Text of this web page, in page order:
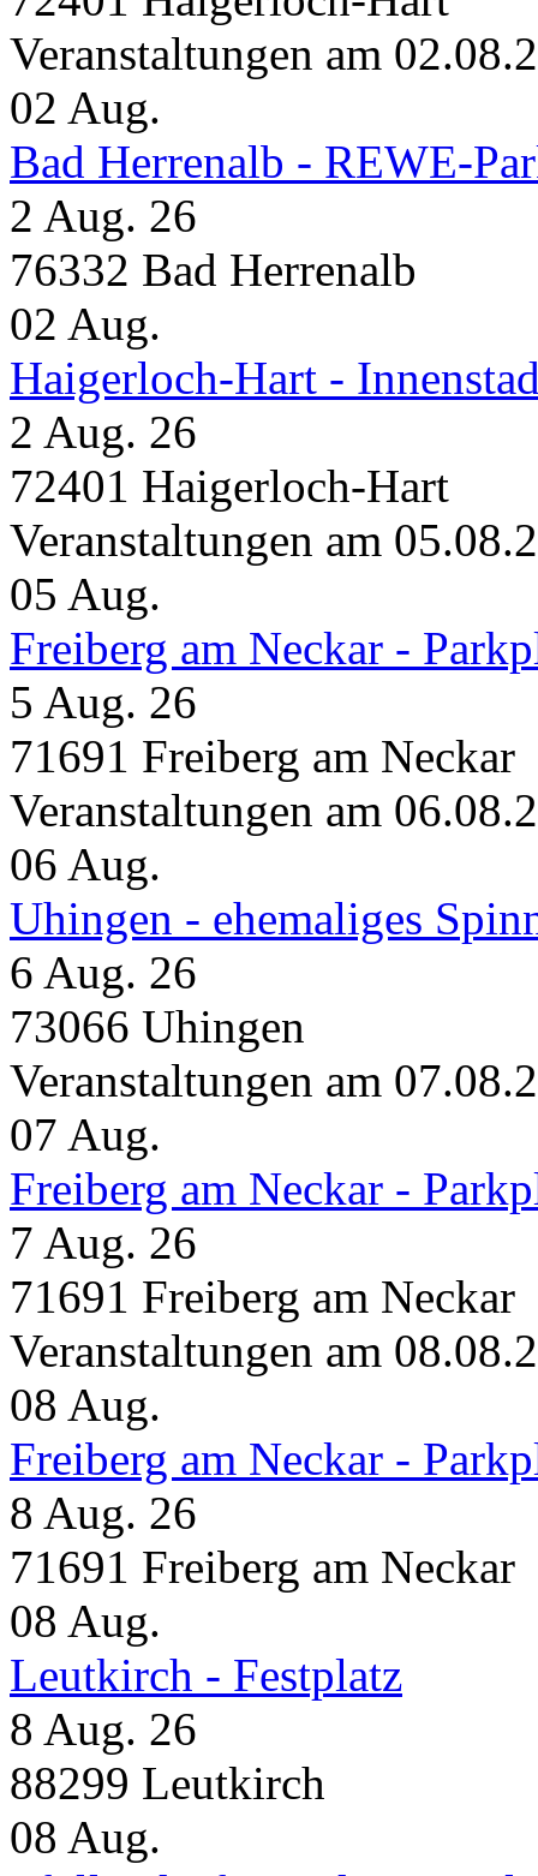
Veranstaltungen am
02 Aug.
Bad Herrenalb - REWE-
2 Aug. 26
76332 Bad Herrenalb
02 Aug.
Haigerloch-Hart -
2 Aug. 26
72401 Haigerloch-Hart
Veranstaltungen am
05 Aug.
Freiberg am Neckar -
5 Aug. 26
71691 Freiberg am Neckar
Veranstaltungen am
06 Aug.
Uhingen - ehemaliges
6 Aug. 26
73066 Uhingen
Veranstaltungen am
07 Aug.
Freiberg am Neckar -
7 Aug. 26
71691 Freiberg am Neckar
Veranstaltungen am
08 Aug.
Freiberg am Neckar -
8 Aug. 26
71691 Freiberg am Neckar
08 Aug.
Leutkirch - Festplatz
8 Aug. 26
88299 Leutkirch
08 Aug.